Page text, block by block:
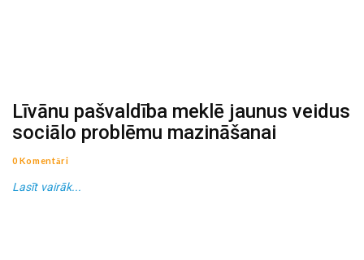
Līvānu pašvaldība meklē jaunus veidus
sociālo problēmu mazināšanai
0 Komentāri
Lasīt vairāk...